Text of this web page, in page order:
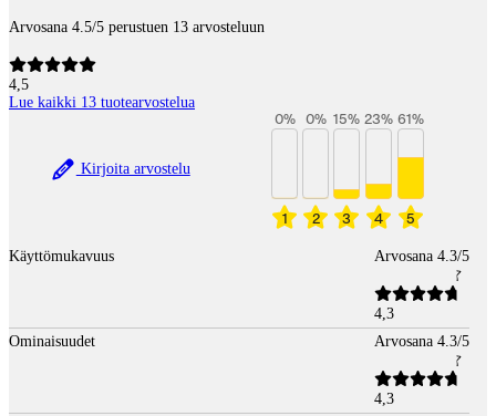
Arvosana 4.5/5 perustuen 13 arvosteluun
4,5
Lue kaikki 13 tuotearvostelua
Kirjoita arvostelu
1
0%
2
0%
3
15%
4
23%
5
61%
Käyttömukavuus Arvosana 4.3/5
4,3
Ominaisuudet
Arvosana 4.3/5
4,3